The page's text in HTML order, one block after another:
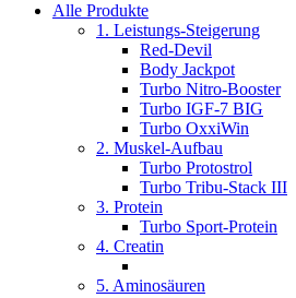
Alle Produkte
1. Leistungs-Steigerung
Red-Devil
Body Jackpot
Turbo Nitro-Booster
Turbo IGF-7 BIG
Turbo OxxiWin
2. Muskel-Aufbau
Turbo Protostrol
Turbo Tribu-Stack III
3. Protein
Turbo Sport-Protein
4. Creatin
5. Aminosäuren